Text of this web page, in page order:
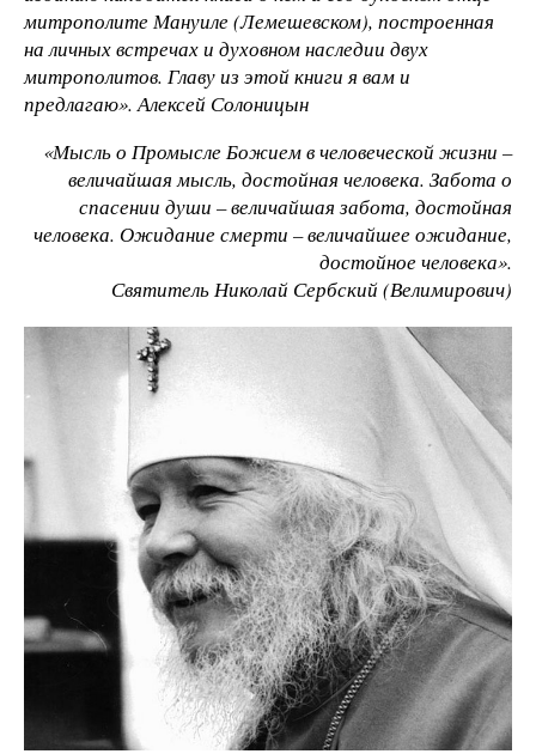
митрополите Мануиле (Лемешевском), построенная
на личных встречах и духовном наследии двух
митрополитов. Главу из этой книги я вам и
предлагаю». Алексей Солоницын
«Мысль о Промысле Божием в человеческой жизни –
величайшая мысль, достойная человека. Забота о
спасении души – величайшая забота, достойная
человека. Ожидание смерти – величайшее ожидание,
достойное человека».
Святитель Николай Сербский (Велимирович)